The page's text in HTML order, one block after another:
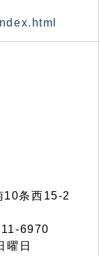
条西15-2
6970
曜日